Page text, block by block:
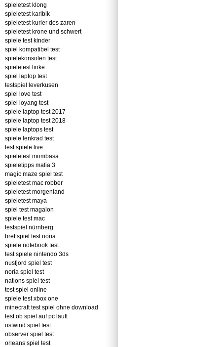
spieletest klong
spieletest karibik
spieletest kurier des zaren
spieletest krone und schwert
spiele test kinder
spiel kompatibel test
spielekonsolen test
spieletest linke
spiel laptop test
testspiel leverkusen
spiel love test
spiel loyang test
spiele laptop test 2017
spiele laptop test 2018
spiele laptops test
spiele lenkrad test
test spiele live
spieletest mombasa
spieletipps mafia 3
magic maze spiel test
spieletest mac robber
spieletest morgenland
spieletest maya
spiel test magalon
spiele test mac
testspiel nürnberg
brettspiel test noria
spiele notebook test
test spiele nintendo 3ds
nusfjord spiel test
noria spiel test
nations spiel test
test spiel online
spiele test xbox one
minecraft test spiel ohne download
test ob spiel auf pc läuft
ostwind spiel test
observer spiel test
orleans spiel test